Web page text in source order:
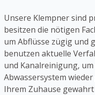
Unsere Klempner sind
besitzen die nötigen
um Abflüsse zügig und
benutzen aktuelle
und Kanalreinigung,
Abwassersystem
Ihrem Zuhause